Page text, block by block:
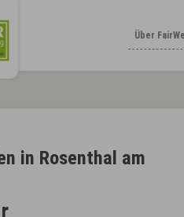
Über
in Rosenthal am